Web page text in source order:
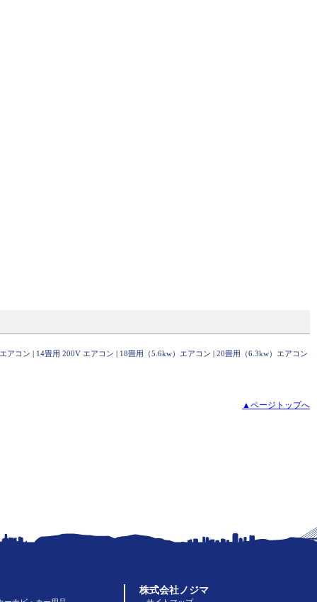
アコン | 14畳用 200V エアコン | 18畳用（5.6kw）エアコン | 20畳用（6.3kw）エアコン
▲ページトップへ
株式会社ノジマ